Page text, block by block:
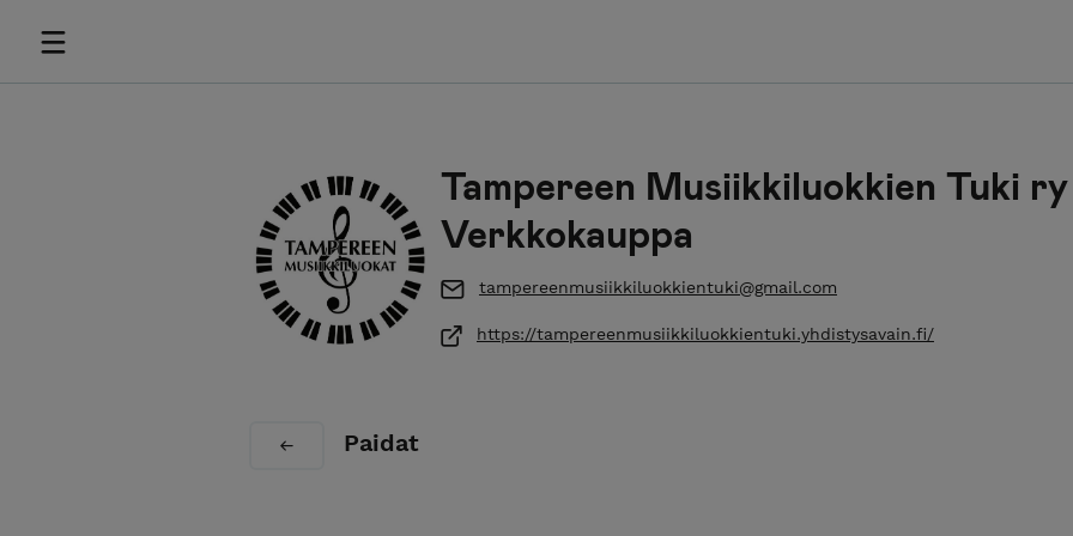
Tampereen Musiikkiluokkien Tuki
Verkkokauppa
tampereenmusiikkiluokkientuki@gmail.com
https://tampereenmusiikkiluokkientuki.yhdistysavain.fi/
Paidat